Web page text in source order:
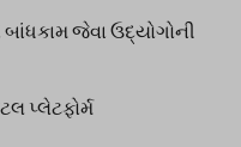
જેવા ઉદ્યોગોની
પ્લેટફોર્મ